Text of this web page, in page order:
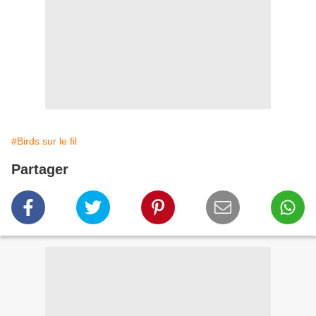
#Birds sur le fil
Partager